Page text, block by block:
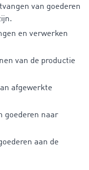
van goederen
en verwerken
van de productie
afgewerkte
goederen naar
aan de